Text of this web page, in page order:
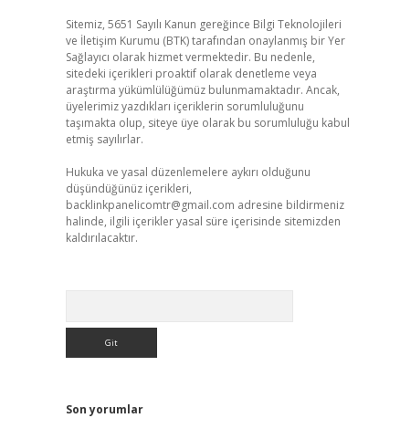
Sitemiz, 5651 Sayılı Kanun gereğince Bilgi Teknolojileri
ve İletişim Kurumu (BTK) tarafından onaylanmış bir Yer
Sağlayıcı olarak hizmet vermektedir. Bu nedenle,
sitedeki içerikleri proaktif olarak denetleme veya
araştırma yükümlülüğümüz bulunmamaktadır. Ancak,
üyelerimiz yazdıkları içeriklerin sorumluluğunu
taşımakta olup, siteye üye olarak bu sorumluluğu kabul
etmiş sayılırlar.
Hukuka ve yasal düzenlemelere aykırı olduğunu
düşündüğünüz içerikleri,
backlinkpanelicomtr@gmail.com adresine bildirmeniz
halinde, ilgili içerikler yasal süre içerisinde sitemizden
kaldırılacaktır.
Son yorumlar